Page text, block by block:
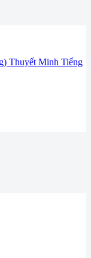
Thuyết Minh Tiếng